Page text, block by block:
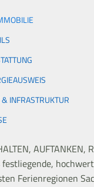
& INFRASTRUKTUR
AUFTANKEN,
festliegende,
Ferienregionen